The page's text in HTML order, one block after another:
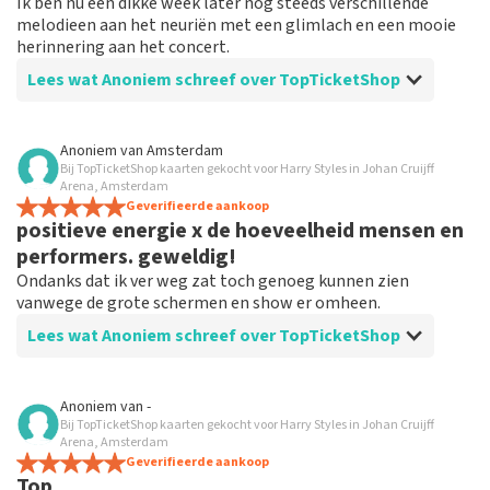
melodieen aan het neuriën met een glimlach en een mooie
herinnering aan het concert.
Lees wat Anoniem schreef over TopTicketShop
Beoordeling van Anoniem over
Perfecte afwikkeling
Het ging alles naar pkan en dat bij een heel voordelige
verhouding van prijs en kwaliteit
Anoniem van Amsterdam
Bij TopTicketShop kaarten gekocht voor Harry Styles in Johan Cruijff
Arena, Amsterdam
Geverifieerde aankoop
positieve energie x de hoeveelheid mensen en
performers. geweldig!
Ondanks dat ik ver weg zat toch genoeg kunnen zien
vanwege de grote schermen en show er omheen.
Lees wat Anoniem schreef over TopTicketShop
Beoordeling van Anoniem over
ook voor oudere niet zo digitale mensen
best te doen
Anoniem van -
Bij TopTicketShop kaarten gekocht voor Harry Styles in Johan Cruijff
Arena, Amsterdam
Geverifieerde aankoop